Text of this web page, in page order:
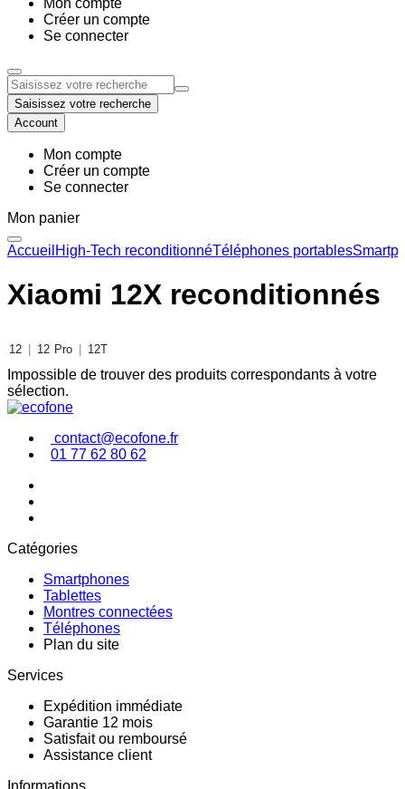
Mon compte
Créer un compte
Se connecter
Saisissez votre recherche
Account
Mon compte
Créer un compte
Se connecter
Mon panier
Accueil High-Tech reconditionnéTéléphones portables
Xiaomi 12X reconditionnés
12 12 Pro 12T
Impossible de trouver des produits correspondants à votre
sélection.
contact@ecofone.fr
01 77 62 80 62
Catégories
Smartphones
Tablettes
Montres connectées
Téléphones
Plan du site
Services
Expédition immédiate
Garantie 12 mois
Satisfait ou remboursé
Assistance client
Informations